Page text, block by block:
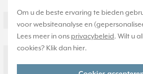
Om u de beste ervaring te bieden
voor websiteanalyse en
Lees meer in ons privacybeleid. Wilt u
cookies? Klik dan hier.
Opdruk/indicatie
Montagerichting Verticaal
(vergelijkbaar)